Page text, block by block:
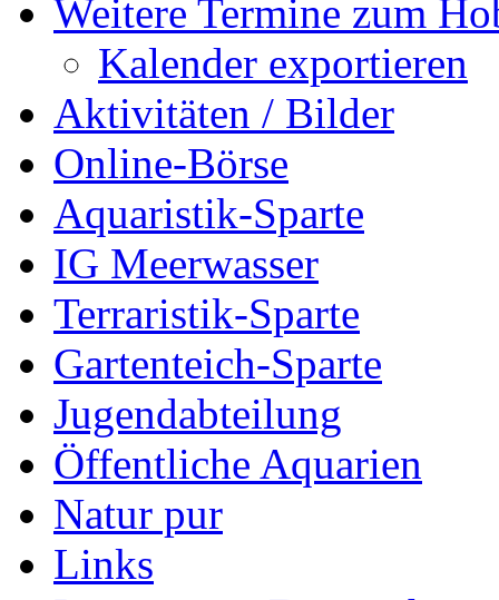
Weitere Termine zum
Kalender exportieren
Aktivitäten / Bilder
Online-Börse
Aquaristik-Sparte
IG Meerwasser
Terraristik-Sparte
Gartenteich-Sparte
Jugendabteilung
Öffentliche Aquarien
Natur pur
Links